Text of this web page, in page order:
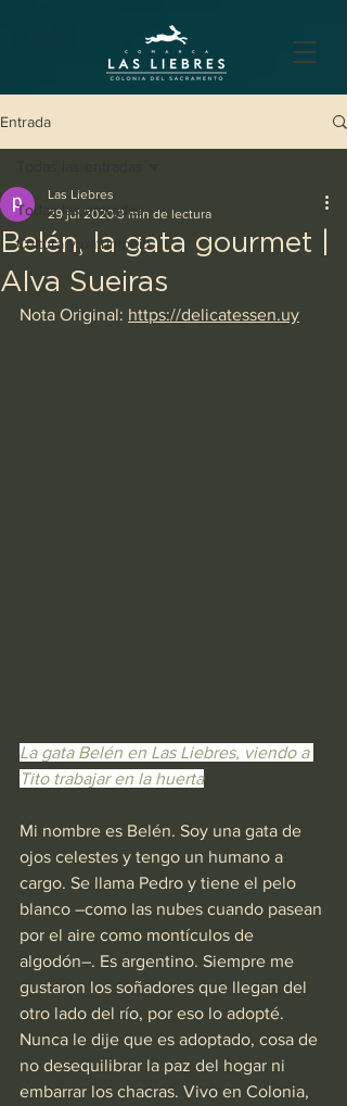
Entrada
Todas las entradas
Cultura y patrimonio
Belén, la gata gourmet |
Alva Sueiras
Las Liebres
29 jul 2020 3 min de lectura
Nota Original: https://delicatessen.uy
La gata Belén en Las Liebres, viendo a
Tito trabajar en la huerta
Mi nombre es Belén. Soy una gata de
ojos celestes y tengo un humano a
cargo. Se llama Pedro y tiene el pelo
blanco –como las nubes cuando pasean
por el aire como montículos de
algodón–. Es argentino. Siempre me
gustaron los soñadores que llegan del
otro lado del río, por eso lo adopté.
Nunca le dije que es adoptado, cosa de
no desequilibrar la paz del hogar ni
embarrar los chacras. Vivo en Colonia,